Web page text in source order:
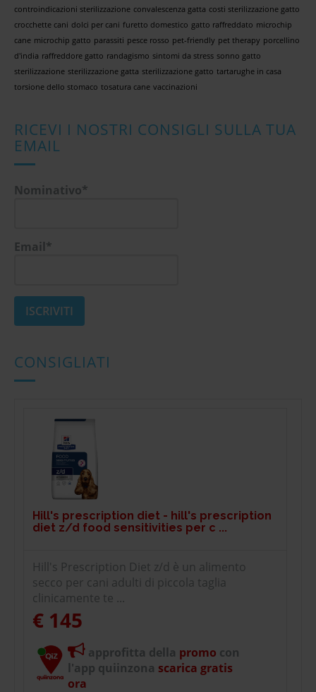
controindicazioni sterilizzazione convalescenza gatta costi sterilizzazione gatto
crocchette cani dolci per cani furetto domestico gatto raffreddato microchip
cane microchip gatto parassiti pesce rosso pet-friendly pet therapy porcellino
d'india raffreddore gatto randagismo sintomi da stress sonno gatto
sterilizzazione sterilizzazione gatta sterilizzazione gatto tartarughe in casa
torsione dello stomaco tosatura cane vaccinazioni
RICEVI I NOSTRI CONSIGLI SULLA TUA
EMAIL
Nominativo*
Email*
CONSIGLIATI
Hill's prescription diet - hill's prescription
diet z/d food sensitivities per c ...
Hill's Prescription Diet z/d è un alimento
secco per cani adulti di piccola taglia
clinicamente te ...
€ 145
approfitta della promo con
l'app quiinzona scarica gratis
ora